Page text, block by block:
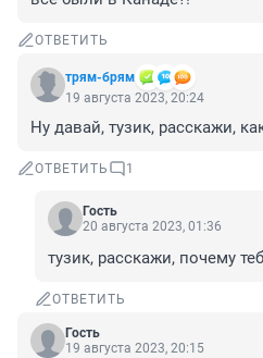
ОТВЕТИТЬ
трям-брям
19 августа 2023, 20:24
Ну давай, тузик, расскажи,
ОТВЕТИТЬ 1
Гость
20 августа 2023, 01:36
тузик, расскажи, почему
ОТВЕТИТЬ
Гость
19 августа 2023, 20:15